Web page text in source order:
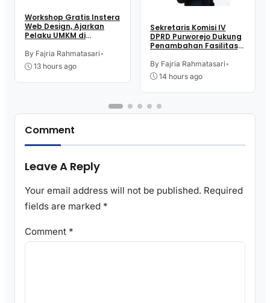
Workshop Gratis Instera
Web Design, Ajarkan
Pelaku UMKM di
Teknologi Digital buat
Jualan
By Fajria Rahmatasari•
13 hours ago
Sekretaris Komisi IV
DPRD Purworejo Dukung
Penambahan Fasilitas
Tjitrowardojo
By Fajria Rahmatasari•
14 hours ago
Comment
Leave A Reply
Your email address will not be published. Required
fields are marked *
Comment *